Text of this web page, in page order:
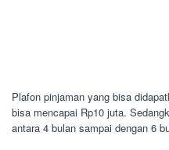
Plafon pinjaman yang bisa
bisa mencapai Rp10 juta.
antara 4 bulan sampai dengan 6